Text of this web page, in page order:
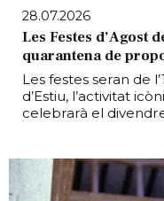
28.07.2026
Les Festes d’Agost
quarantena de
Les festes seran de
d’Estiu, l’activitat
celebrarà el